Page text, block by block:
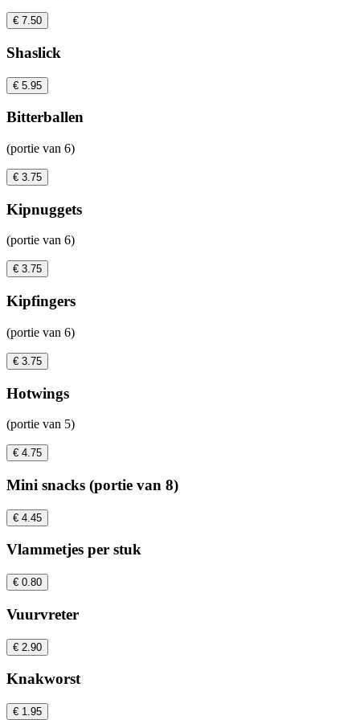
€ 7.50
Shaslick
€ 5.95
Bitterballen
(portie van 6)
€ 3.75
Kipnuggets
(portie van 6)
€ 3.75
Kipfingers
(portie van 6)
€ 3.75
Hotwings
(portie van 5)
€ 4.75
Mini snacks (portie van 8)
€ 4.45
Vlammetjes per stuk
€ 0.80
Vuurvreter
€ 2.90
Knakworst
€ 1.95